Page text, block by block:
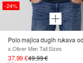
-24%
s.Oliver Men Tall Sizes
37,99 €49,99 €